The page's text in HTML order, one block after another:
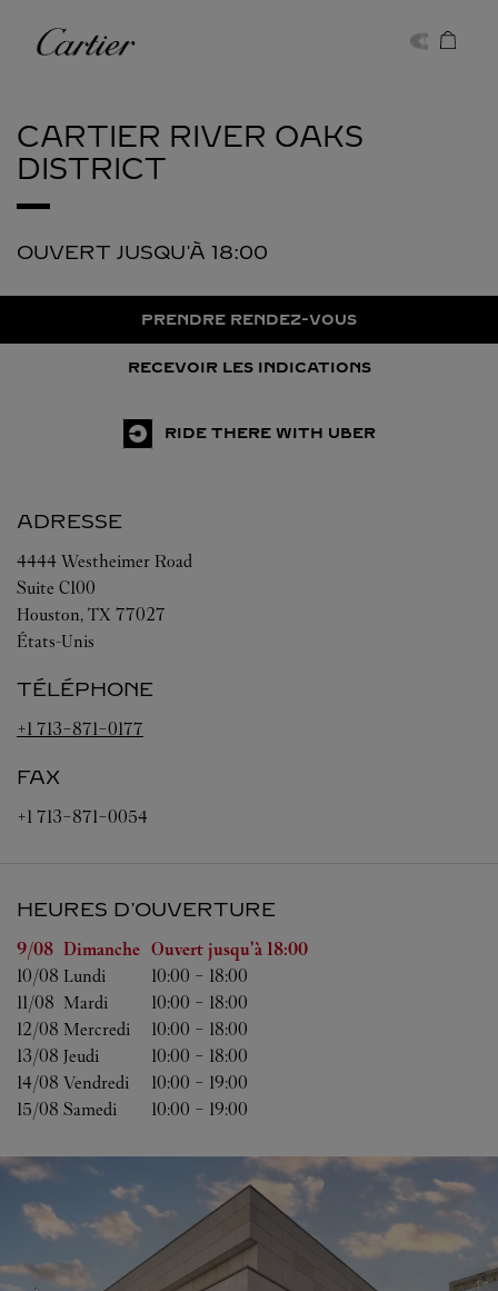
Cartier
CARTIER RIVER OAKS
DISTRICT
OUVERT JUSQU'À 18:00
PRENDRE RENDEZ-VOUS
RECEVOIR LES INDICATIONS
RIDE THERE WITH UBER
ADRESSE
4444 Westheimer Road
Suite C100
Houston, TX 77027
États-Unis
TÉLÉPHONE
+1 713-871-0177
FAX
+1 713-871-0054
HEURES D'OUVERTURE
Jour de la semaine Heures d'ouverture
9/08 Dimanche Ouvert jusqu'à 18:00
10/08 Lundi 10:00 - 18:00
11/08 Mardi 10:00 - 18:00
12/08 Mercredi 10:00 - 18:00
13/08 Jeudi 10:00 - 18:00
14/08 Vendredi 10:00 - 19:00
15/08 Samedi 10:00 - 19:00